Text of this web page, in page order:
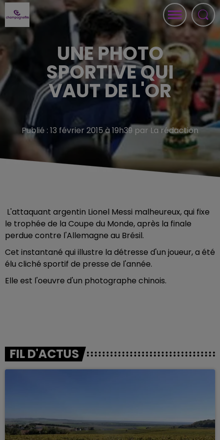
UNE PHOTO
SPORTIVE QUI
VAUT DE L'OR
Publié : 13 février 2015 à 19h39 par La rédaction
L'attaquant argentin Lionel Messi malheureux, qui fixe
le trophée de la Coupe du Monde, après la finale
perdue contre l'Allemagne au Brésil.
Cet instantané qui illustre la détresse d'un joueur, a été
élu cliché sportif de presse de l'année.
Elle est l'oeuvre d'un photographe chinois.
FIL D'ACTUS